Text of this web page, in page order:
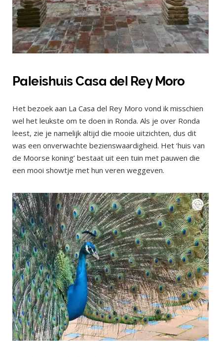
Paleishuis Casa del Rey Moro
Het bezoek aan La Casa del Rey Moro vond ik misschien
wel het leukste om te doen in Ronda. Als je over Ronda
leest, zie je namelijk altijd die mooie uitzichten, dus dit
was een onverwachte bezienswaardigheid. Het ‘huis van
de Moorse koning’ bestaat uit een tuin met pauwen die
een mooi showtje met hun veren weggeven.